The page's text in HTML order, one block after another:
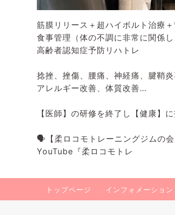
筋膜リリース＋超ハイボルト治療
食事管理（体の不調に非常に関係
高齢者認知症予防リハトレ
捻挫、挫傷、腰痛、神経痛、腱鞘
アレルギー改善、体質改善…
【医師】の研修を終了し【健康】
🗣️【柔ロコモトレーニングジムの会
YouTube『柔ロコモトレ
トップページ インフォメーション